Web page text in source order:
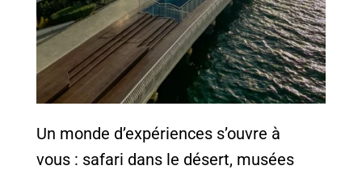
Un monde d’expériences s’ouvre à
vous : safari dans le désert, musées